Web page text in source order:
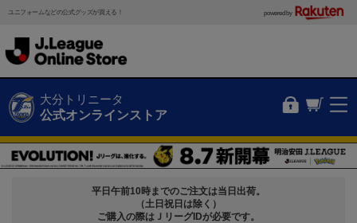
ユニフォームなどの公式グッズが買える！ powered by
大分トリニータ
公式オンラインストア
平日午前10時までのご注文は当日出荷。
（土日祝日は除く）
ご購入の際はＪリーグIDが必要です。